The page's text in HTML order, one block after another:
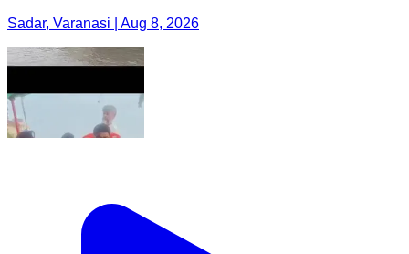
Sadar, Varanasi | Aug 8, 2026